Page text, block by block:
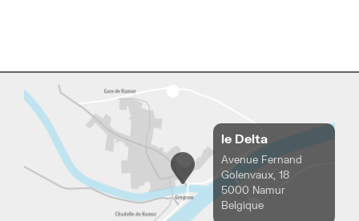
le Delta
Avenue Fernand
Golenvaux, 18
5000 Namur
Belgique